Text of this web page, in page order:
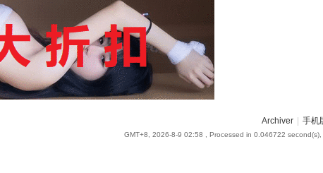
Archiver 手机
GMT+8, 2026-8-9 02:58 , Processed in 0.046722